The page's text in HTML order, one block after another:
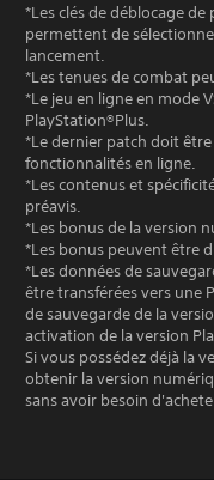
*Les clés de déblocage
permettent de
lancement.
*Les tenues de combat
*Le jeu en ligne en mode
PlayStation®Plus.
*Le dernier patch doit
fonctionnalités en ligne.
*Les contenus et
préavis.
*Les bonus de la version
*Les bonus peuvent être
*Les données de
être transférées vers une
de sauvegarde de la
activation de la version
Si vous possédez déjà la
obtenir la version
sans avoir besoin